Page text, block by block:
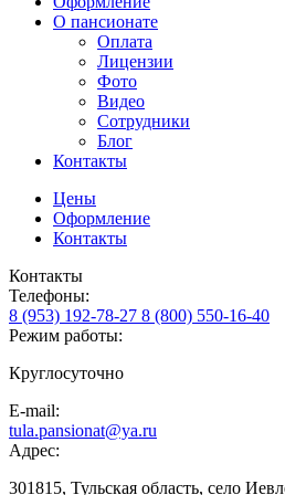
О пансионате
Оплата
Лицензии
Фото
Видео
Сотрудники
Блог
Контакты
Цены
Оформление
Контакты
Контакты
Телефоны:
8 (953) 192-78-27 8 (800) 550-16-40
Режим работы:
Круглосуточно
E-mail:
tula.pansionat@ya.ru
Адрес:
301815, Тульская область, село